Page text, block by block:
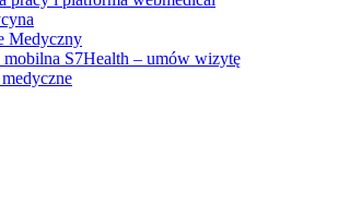
Medyczny
S7Health – umów wizytę